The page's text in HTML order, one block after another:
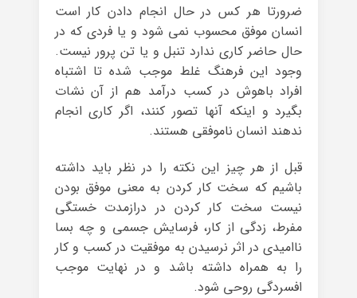
ضرورتا هر کس در حال انجام دادن کار است
انسان موفق محسوب نمی شود و یا فردی که در
حال حاضر کاری ندارد تنبل و یا تن پرور نیست.
وجود این فرهنگ غلط موجب شده تا اشتباه
افراد باهوش در کسب درآمد هم از آن نشات
بگیرد و اینکه آنها تصور کنند، اگر کاری انجام
ندهند انسان ناموفقی هستند.
قبل از هر چیز این نکته را در نظر باید داشته
باشیم که سخت کار کردن به معنی موفق بودن
نیست سخت کار کردن در درازمدت خستگی
مفرط، زدگی از کار، فرسایش جسمی و چه بسا
ناامیدی در اثر نرسیدن به موفقیت در کسب و کار
را به همراه داشته باشد و در نهایت موجب
افسردگی روحی شود.